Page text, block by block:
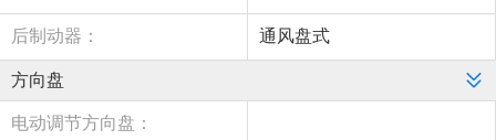
后制动器： 通风盘式
方向盘
电动调节方向盘：